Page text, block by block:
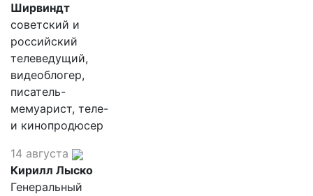
Ширвиндт
советский и
российский
телеведущий,
видеоблогер,
писатель-
мемуарист, теле-
и кинопродюсер
14 августа
Кирилл Лыско
Генеральный